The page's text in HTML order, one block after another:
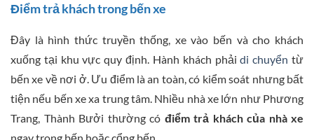
Điểm trả khách trong bến xe
Đây là hình thức truyền thống, xe vào bến và cho khách
xuống tại khu vực quy định. Hành khách phảidi chuyển từ
bến xe về nơi ở. Ưu điểm là an toàn, có kiểm soát nhưng bất
tiện nếu bến xe xa trung tâm. Nhiều nhà xe lớn như Phương
Trang, Thành Bưởi thường có điểm trả khách của nhà xe